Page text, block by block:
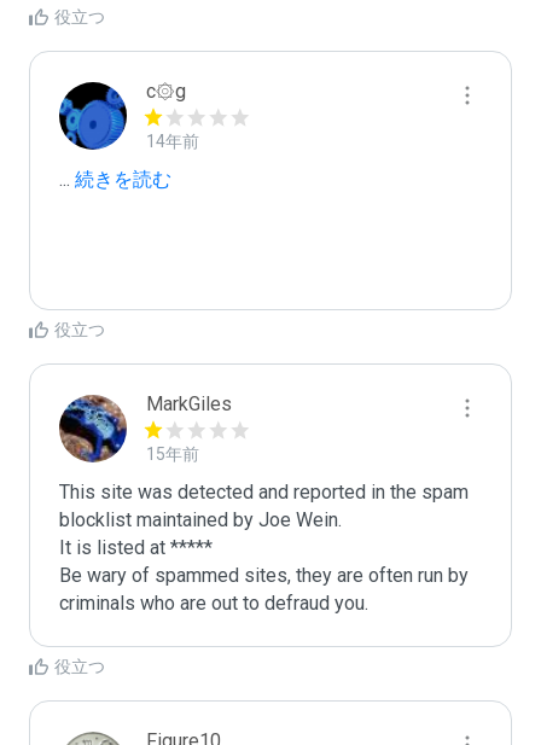
役立つ
c۞g
14年前
... 続きを読む
役立つ
MarkGiles
15年前
This site was detected and reported in the spam
blocklist maintained by Joe Wein.
It is listed at *****
Be wary of spammed sites, they are often run by
criminals who are out to defraud you.
役立つ